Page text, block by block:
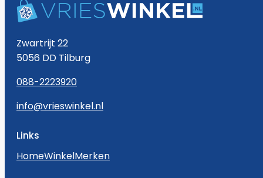
Zwartrijt 22
5056 DD Tilburg
088-2223920
info@vrieswinkel.nl
Links
HomeWinkelMerken